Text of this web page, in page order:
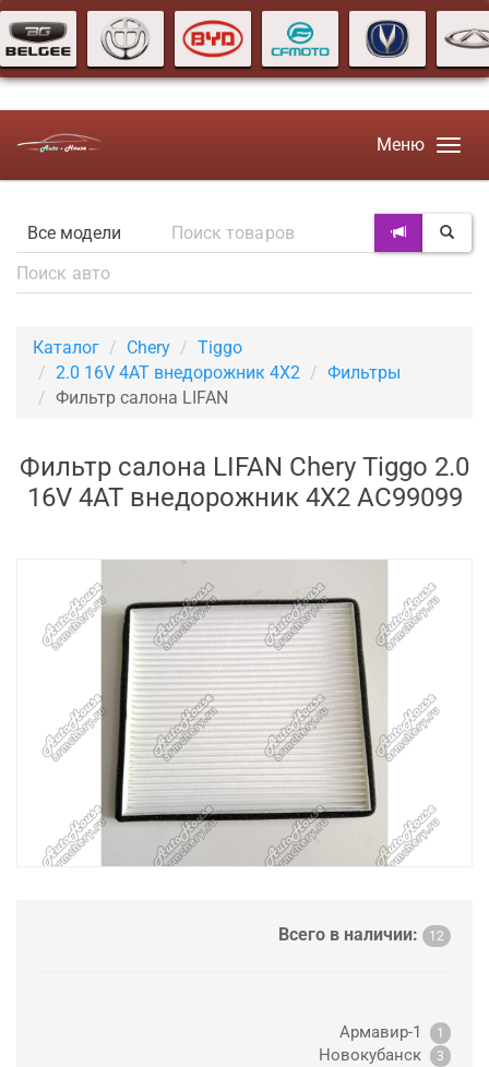
Меню
Каталог Chery
Tiggo
2.0 16V 4AT внедорожник 4X2
Фильтры
Фильтр салона LIFAN
Фильтр салона LIFAN Chery Tiggo 2.0
16V 4AT внедорожник 4X2 AC99099
Всего в наличии: 12
Армавир-1 1
Новокубанск 3